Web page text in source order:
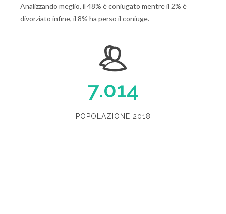
Analizzando meglio, il 48% è coniugato mentre il 2% è
divorziato infine, il 8% ha perso il coniuge.
7.014
POPOLAZIONE 2018